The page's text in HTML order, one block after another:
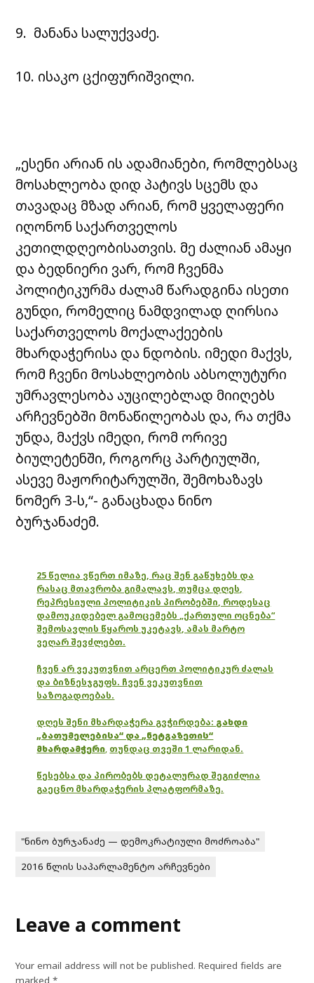
9. მანანა სალუქვაძე.
10. ისაკო ცქიფურიშვილი.
„ესენი არიან ის ადამიანები, რომლებსაც
მოსახლეობა დიდ პატივს სცემს და
თავადაც მზად არიან, რომ ყველაფერი
იღონონ საქართველოს
კეთილდღეობისათვის. მე ძალიან ამაყი
და ბედნიერი ვარ, რომ ჩვენმა
პოლიტიკურმა ძალამ წარადგინა ისეთი
გუნდი, რომელიც ნამდვილად ღირსია
საქართველოს მოქალაქეების
მხარდაჭერისა და ნდობის. იმედი მაქვს,
რომ ჩვენი მოსახლეობის აბსოლუტური
უმრავლესობა აუცილებლად მიიღებს
არჩევნებში მონაწილეობას და, რა თქმა
უნდა, მაქვს იმედი, რომ ორივე
ბიულეტენში, როგორც პარტიულში,
ასევე მაჟორიტარულში, შემოხაზავს
ნომერ 3-ს,“- განაცხადა ნინო
ბურჯანაძემ.
25 წელია ვწერთ იმაზე, რაც შენ გაწუხებს და
რასაც მთავრობა გიმალავს, თუმცა დღეს,
რეპრესიული პოლიტიკის პირობებში, როდესაც
დამოუკიდებელ გამოცემებს „ქართული ოცნება“
შემოსავლის წყაროს უკეტავს, ამას მარტო
ვეღარ შევძლებთ.
ჩვენ არ ვეკუთვნით არცერთ პოლიტიკურ ძალას
და ბიზნესჯგუფს. ჩვენ ვეკუთვნით
საზოგადოებას.
დღეს შენი მხარდაჭერა გვჭირდება: გახდი
„ბათუმელებისა“ და „ნეტგაზეთის“
მხარდამჭერი, თუნდაც თვეში 1 ლარიდან.
წესებსა და პირობებს დეტალურად შეგიძლია
გაეცნო მხარდაჭერის პლატფორმაზე.
"ნინო ბურჯანაძე — დემოკრატიული მოძროაბა"
2016 წლის საპარლამენტო არჩევნები
Leave a comment
Your email address will not be published. Required fields are
marked*